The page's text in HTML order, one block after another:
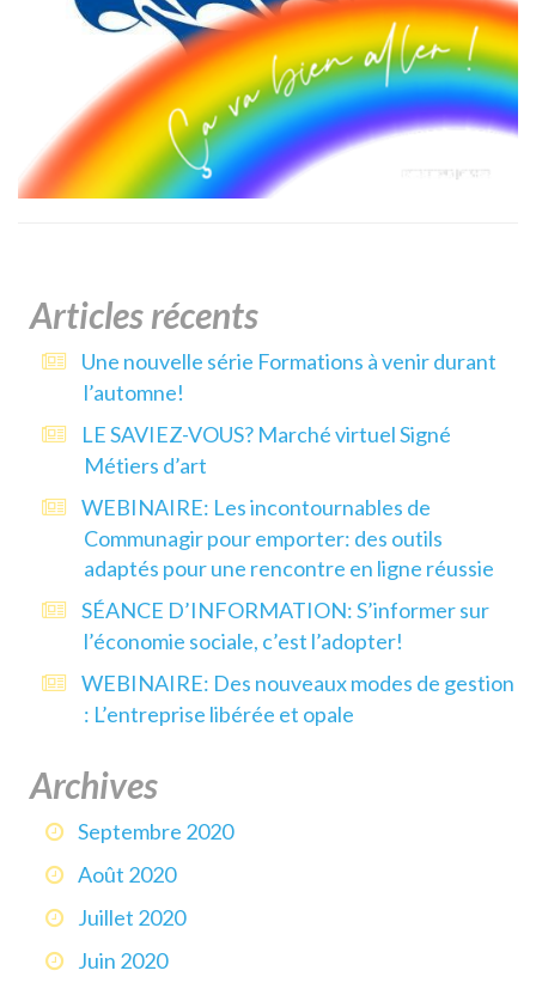
Articles récents
Une nouvelle série Formations à venir durant
l’automne!
LE SAVIEZ-VOUS? Marché virtuel Signé
Métiers d’art
WEBINAIRE: Les incontournables de
Communagir pour emporter: des outils
adaptés pour une rencontre en ligne réussie
SÉANCE D’INFORMATION: S’informer sur
l’économie sociale, c’est l’adopter!
WEBINAIRE: Des nouveaux modes de gestion
: L’entreprise libérée et opale
Archives
Septembre 2020
Août 2020
Juillet 2020
Juin 2020